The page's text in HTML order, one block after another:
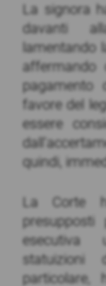
La signora
davanti
lamentando
affermando
favore del
essere
quindi,
La Corte
presupposti
esecutiva
particolare,